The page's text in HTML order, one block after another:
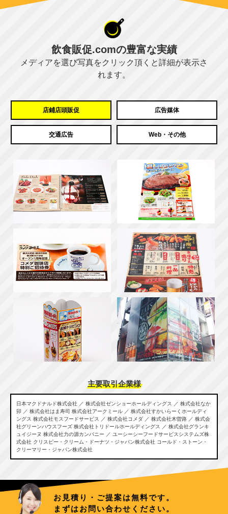
飲食販促.comの豊富な実績
メディアを選び写真をクリック頂くと詳細が表示さ
れます。
店鋪店頭販促 広告媒体
交通広告 Web・その他
主要取引企業様
日本マクドナルド株式会社 ／ 株式会社ゼンショーホールディングス ／ 株式会社なか
卯 ／ 株式会社はま寿司 株式会社アークミール ／ 株式会社すかいらーくホールディ
ングス 株式会社モスフードサービス ／ 株式会社コメダ ／ 株式会社木曽路 ／ 株式会
社グリーンハウスフーズ 株式会社トリドールホールディングス ／ 株式会社グランキ
ュイジーヌ 株式会社力の源カンパニー ／ ユーシーシーフードサービスシステムズ株
式会社 クリスピー・クリーム・ドーナツ・ジャパン株式会社 コールド・ストーン・
クリーマリー・ジャパン株式会社
お見積り・ご提案は無料です。
まずはお問い合わせください。